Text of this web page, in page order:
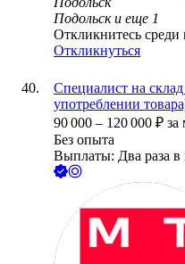
Подольск и еще 1
Откликнитесь среди
Откликнуться
Специалист на
употреблении
90 000 – 120 000 ₽ за
Без опыта
Выплаты: Два раза в